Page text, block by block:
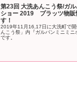
第23回 大洗あんこう祭/ガ
ショー 2019 プラッツ物
す！
2019年11月16,17日に大洗町で
んこう祭」内『ガルパンミニミニ
です。